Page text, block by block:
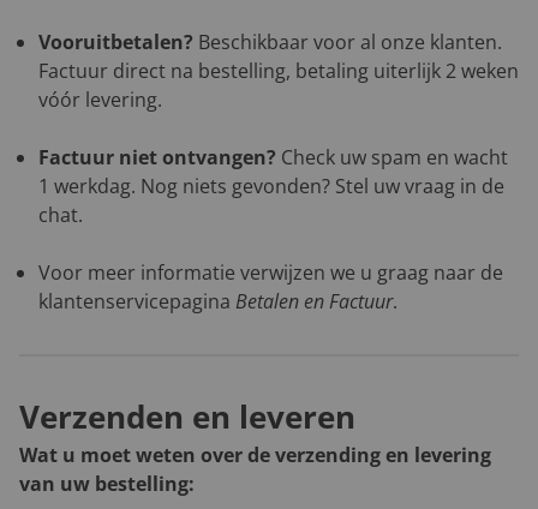
Vooruitbetalen? Beschikbaar voor al onze klanten.
Factuur direct na bestelling, betaling uiterlijk 2 weken
vóór levering.
Factuur niet ontvangen? Check uw spam en wacht
1 werkdag. Nog niets gevonden? Stel uw vraag in de
chat.
Voor meer informatie verwijzen we u graag naar de
klantenservicepagina Betalen en Factuur.
Verzenden en leveren
Wat u moet weten over de verzending en levering
van uw bestelling: